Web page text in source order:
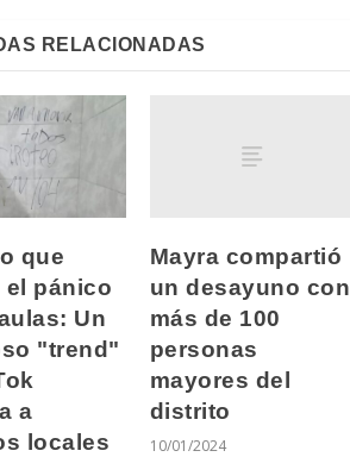
RELACIONADAS
que
el pánico
Un
"trend"
a
locales
Mayra compartió
un desayuno con
más de 100
personas
mayores del
distrito
10/01/2024